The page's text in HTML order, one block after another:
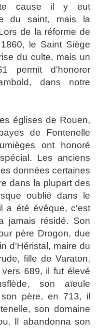
cause il y eut
du saint, mais la
de la réforme de
le Saint Siège
du culte, mais un
permit d'honorer
dans notre
églises de Rouen,
de Fontenelle
ont honoré
Les anciens
données certaines
dans la plupart des
oublié dans le
a été évêque, c'est
jamais résidé. Son
père Drogon, due
d’Héristal, maire du
fille de Varaton,
689, il fut élevé
son aïeule
père, en 713, il
son domaine
Il abandonna son